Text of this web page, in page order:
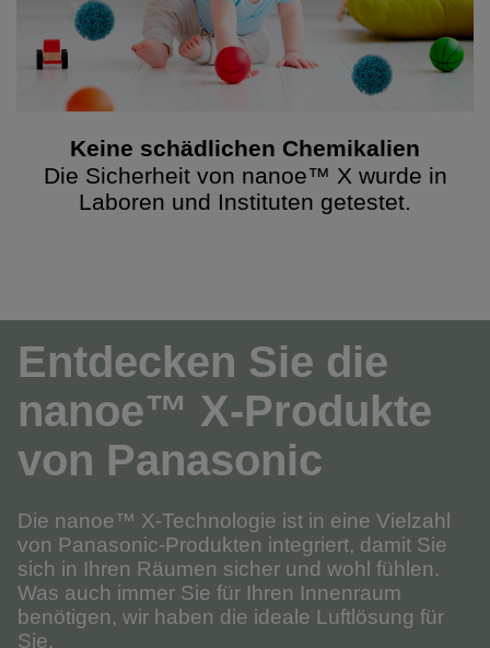
Keine schädlichen Chemikalien
Die Sicherheit von nanoe™ X wurde in
Laboren und Instituten getestet.
Entdecken Sie die
nanoe™ X-Produkte
von Panasonic
Die nanoe™ X-Technologie ist in eine Vielzahl
von Panasonic-Produkten integriert, damit Sie
sich in Ihren Räumen sicher und wohl fühlen.
Was auch immer Sie für Ihren Innenraum
benötigen, wir haben die ideale Luftlösung für
Sie.